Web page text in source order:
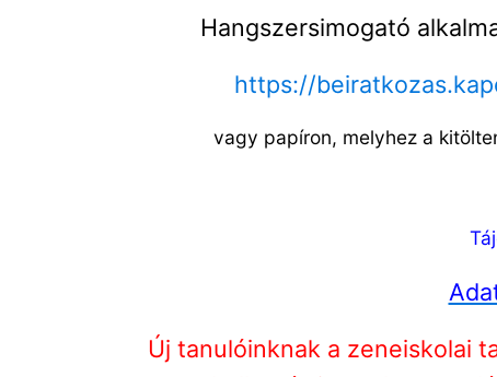
Hangszersimogató
https://
vagy papíron, melyhez a
Új tanulóinknak a zeneiskolai